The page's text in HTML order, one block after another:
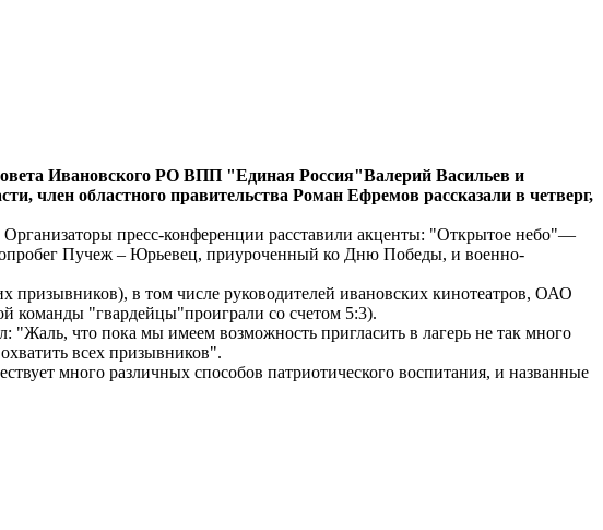
Ивановского РО ВПП "Единая Россия"Валерий Васильев и
член областного правительства Роман Ефремов рассказали в четверг,
пресс-конференции расставили акценты: "Открытое небо"—
Пучеж – Юрьевец, приуроченный ко Дню Победы, и военно-
в том числе руководителей ивановских кинотеатров, ОАО
команды "гвардейцы"проиграли со счетом 5:3).
"Жаль, что пока мы имеем возможность пригласить в лагерь не так много
всех призывников".
много различных способов патриотического воспитания, и названные